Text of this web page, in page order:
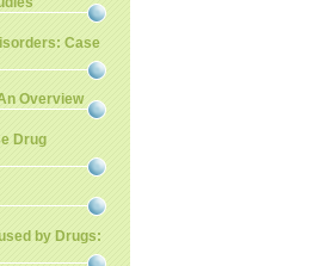
Case
Overview
Drug
by Drugs: